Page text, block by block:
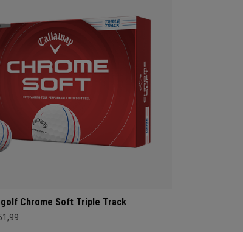
golf Chrome Soft Triple Track